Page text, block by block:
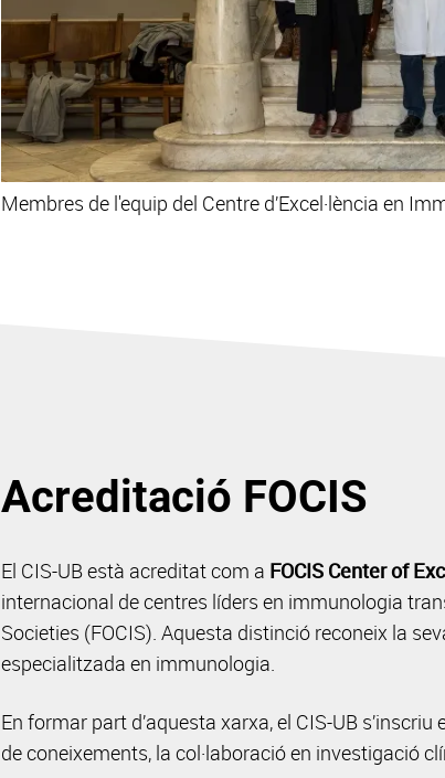
Membres de l'equip del Centre d’Excel·lència en
Acreditació FOCIS
El CIS-UB està acreditat com a FOCIS Center of
internacional de centres líders en immunologia
Societies (FOCIS). Aquesta distinció reconeix la
especialitzada en immunologia.
En formar part d’aquesta xarxa, el CIS-UB
de coneixements, la col·laboració en investigació